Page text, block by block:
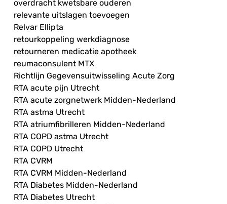
overdracht kwetsbare ouderen
relevante uitslagen toevoegen
Relvar Ellipta
retourkoppeling werkdiagnose
retourneren medicatie apotheek
reumaconsulent MTX
Richtlijn Gegevensuitwisseling Acute Zorg
RTA acute pijn Utrecht
RTA acute zorgnetwerk Midden-Nederland
RTA astma Utrecht
RTA atriumfibrilleren Midden-Nederland
RTA COPD astma Utrecht
RTA COPD Utrecht
RTA CVRM
RTA CVRM Midden-Nederland
RTA Diabetes Midden-Nederland
RTA Diabetes Utrecht